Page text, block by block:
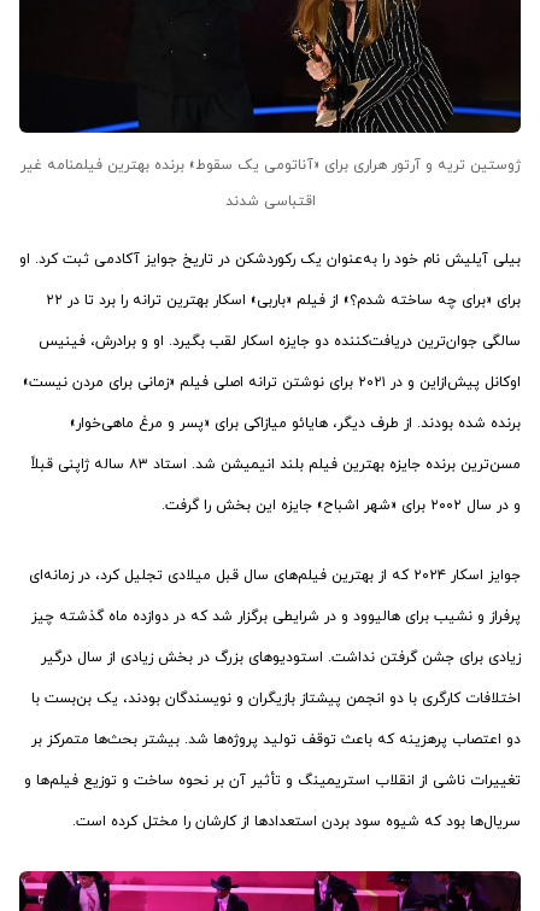
ژوستین تریه و آرتور هراری برای «آناتومی یک سقوط» برنده بهترین فیلمنامه غیر
اقتباسی شدند
بیلی آیلیش نام خود را به‌عنوان یک رکوردشکن در تاریخ جوایز آکادمی ثبت کرد. او
برای «برای چه ساخته شدم؟» از فیلم «باربی» اسکار بهترین ترانه را برد تا در ۲۲
سالگی جوان‌ترین دریافت‌کننده دو جایزه اسکار لقب بگیرد. او و برادرش، فینیس
اوکانل پیش‌ازاین و در ۲۰۲۱ برای نوشتن ترانه اصلی فیلم «زمانی برای مردن نیست»
برنده شده بودند. از طرف دیگر، هایائو میازاکی برای «پسر و مرغ ماهی‌خوار»
مسن‌ترین برنده جایزه بهترین فیلم بلند انیمیشن شد. استاد ۸۳ ساله ژاپنی قبلاً
و در سال ۲۰۰۲ برای «شهر اشباح» جایزه این بخش را گرفت.
جوایز اسکار ۲۰۲۴ که از بهترین فیلم‌های سال قبل میلادی تجلیل کرد، در زمانه‌ای
پرفراز و نشیب برای هالیوود و در شرایطی برگزار شد که در دوازده ماه گذشته چیز
زیادی برای جشن گرفتن نداشت. استودیوهای بزرگ در بخش زیادی از سال درگیر
اختلافات کارگری با دو انجمن‌ پیشتاز بازیگران و نویسندگان بودند، یک بن‌بست با
دو اعتصاب پرهزینه که باعث توقف تولید پروژه‌ها شد. بیشتر بحث‌ها متمرکز بر
تغییرات ناشی از انقلاب استریمینگ و تأثیر آن بر نحوه ساخت و توزیع فیلم‌ها و
سریال‌ها بود که شیوه سود بردن استعدادها از کارشان را مختل کرده است.